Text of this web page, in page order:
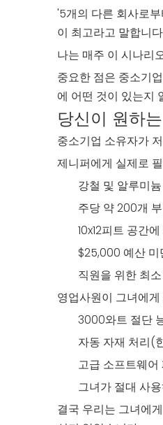
'5개의 다른 회사로
이 최고라고 말합니
나는 매주 이 시나리
중요한 점은 중소기
에 어떤 것이 있는지
당신이 원하
중소기업 소유자가
제니퍼에게 실제로
강철 및 알루미
주당 약 200개
10x12피트 공간
$25,000 예산 미
직원을 위한 최
영업사원이 그녀에
3000와트 절단
자동 자재 처리(
고급 소프트웨
그녀가 절대 사
결국 우리는 그녀에